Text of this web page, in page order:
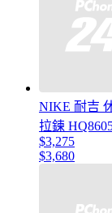
NIKE 耐吉
拉鍊
$3,275
$3,680